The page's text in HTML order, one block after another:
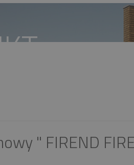
" FIREND